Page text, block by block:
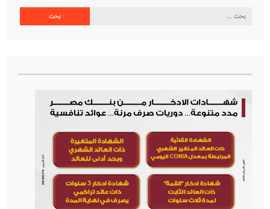
البحث